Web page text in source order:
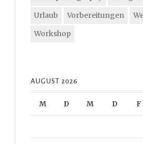
Urlaub
Vorbereitungen
Workshop
AUGUST 2026
M D M D F